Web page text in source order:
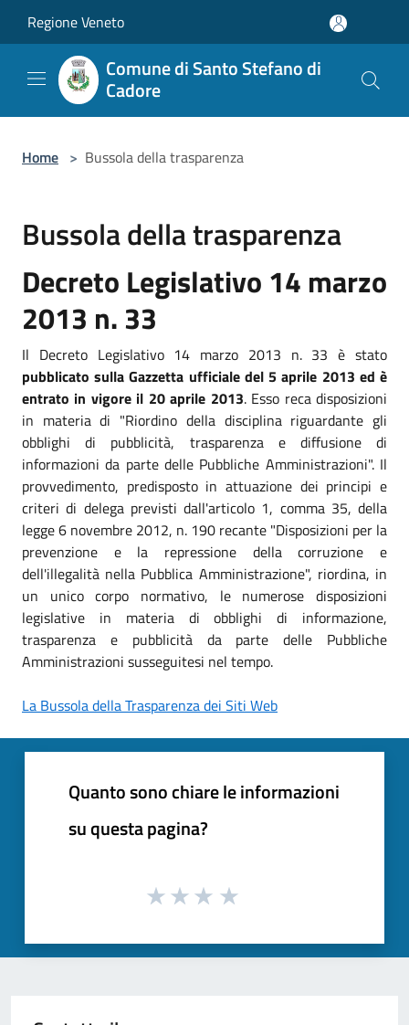
Regione Veneto
Comune di Santo Stefano di
Cadore
Home > Bussola della trasparenza
Bussola della trasparenza
Decreto Legislativo 14 marzo
2013 n. 33
Il Decreto Legislativo 14 marzo 2013 n. 33 è stato
pubblicato sulla Gazzetta ufficiale del 5 aprile 2013 ed è
entrato in vigore il 20 aprile 2013. Esso reca disposizioni
in materia di "Riordino della disciplina riguardante gli
obblighi di pubblicità, trasparenza e diffusione di
informazioni da parte delle Pubbliche Amministrazioni". Il
provvedimento, predisposto in attuazione dei principi e
criteri di delega previsti dall'articolo 1, comma 35, della
legge 6 novembre 2012, n. 190 recante "Disposizioni per la
prevenzione e la repressione della corruzione e
dell'illegalità nella Pubblica Amministrazione", riordina, in
un unico corpo normativo, le numerose disposizioni
legislative in materia di obblighi di informazione,
trasparenza e pubblicità da parte delle Pubbliche
Amministrazioni susseguitesi nel tempo.
La Bussola della Trasparenza dei Siti Web
Quanto sono chiare le informazioni
su questa pagina?